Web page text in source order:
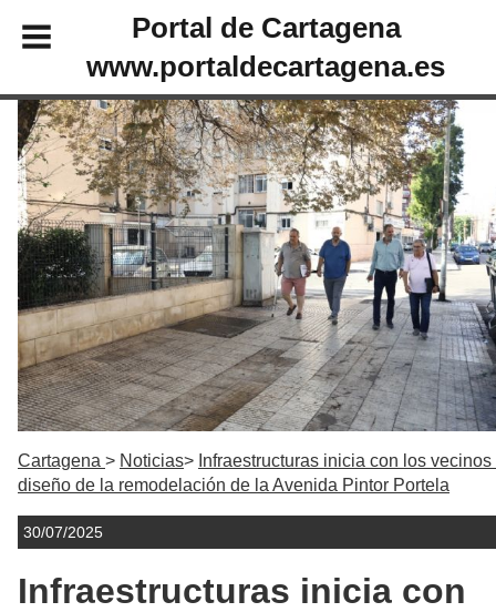
Portal de Cartagena
www.portaldecartagena.es
Cartagena Noticias
Infraestructuras inicia con los vecinos
diseño de la remodelación de la Avenida Pintor Portela
30/07/2025
Infraestructuras inicia con